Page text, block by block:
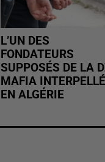
L’UN DES
FONDATEURS
SUPPOSÉS DE LA
MAFIA INTERPELLÉ
EN ALGÉRIE